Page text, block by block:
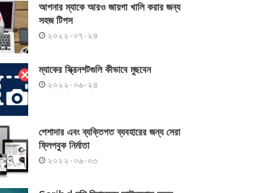
আপনার ম্যাকে আরও জায়গা খালি করার জন্য
সহজ টিপস
২০২২-০৭-২৪
ম্যাকের স্ক্রিনশটগুলি কীভাবে মুছবেন
২০২২-০৬-২৪
পেশাদার এবং ব্যক্তিগত ব্যবহারের জন্য সেরা
ফ্লিপবুক নির্মাতা
২০২২-০৬-০৩